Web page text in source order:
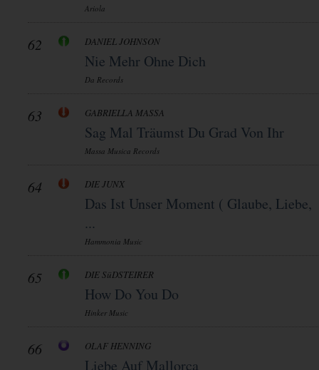
Ariola
62 DANIEL JOHNSON
Nie Mehr Ohne Dich
Da Records
63 GABRIELLA MASSA
Sag Mal Träumst Du Grad Von Ihr
Massa Musica Records
64 DIE JUNX
Das Ist Unser Moment ( Glaube, Liebe,
...
Hammonia Music
65 DIE SüDSTEIRER
How Do You Do
Hinker Music
66 OLAF HENNING
Liebe Auf Mallorca